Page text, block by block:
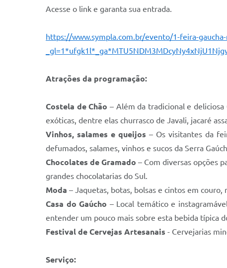
Acesse o link e garanta sua entrada.
https://www.sympla.com.br/evento/1-feira-
Atrações da programação:
Costela de Chão – Além da tradicional e
exóticas, dentre elas churrasco de Javali, jacaré
Vinhos, salames e queijos – Os visitantes da
defumados, salames, vinhos e sucos da Serra
Chocolates de Gramado – Com diversas opções
grandes chocolatarias do Sul.
Moda – Jaquetas, botas, bolsas e cintos em
Casa do Gaúcho – Local temático e
entender um pouco mais sobre esta bebida típica
Festival de Cervejas Artesanais - Cervejarias
Serviço: